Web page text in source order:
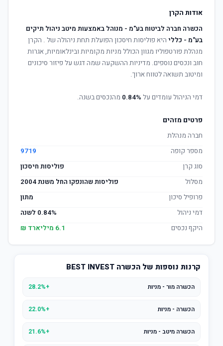
אודות הקרן
הכשרה חברה לביטוח בע"מ - מנוהל באמצעות מיטב ניהול תיקים
בע"מ - כללי היא פוליסות חיסכון הפועלת תחת ניהולה של . הקרן
מנהלת פורטפוליו מגוון הכולל מניות מקומיות ובינלאומיות, אגרות
חוב ונכסים נוספים. מדיניות ההשקעה שמה דגש על פיזור סיכונים
ומיטוב תשואה לטווח ארוך.
דמי הניהול עומדים על 0.84% מהנכסים בשנה.
פרטים מזהים
חברה מנהלת
מספר קופה
9719
סוג קרן
פוליסות חיסכון
מסלול
פוליסות שהונפקו החל משנת 2004
פרופיל סיכון
מתון
דמי ניהול
0.84% לשנה
היקף נכסים
6.1 מיליארד ₪
קרנות נוספות של הכשרה BEST INVEST
הכשרה מור - מניות +28.2%
הכשרה - מניות +22.0%
הכשרה מיטב - מניות +21.6%